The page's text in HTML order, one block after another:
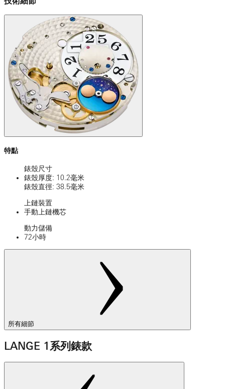
特點
錶殼尺寸
錶殼厚度: 10.2毫米
錶殼直徑: 38.5毫米
上鏈裝置
手動上鏈機芯
動力儲備
72小時
所有細節
LANGE 1系列錶款